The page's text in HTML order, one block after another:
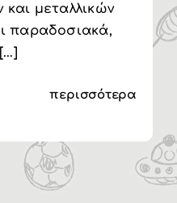
μεταλλικών
παραδοσιακά,
περισσότερα